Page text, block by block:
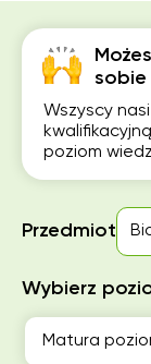
Wszyscy
poziom
Przedmiot
Wybierz
Matura